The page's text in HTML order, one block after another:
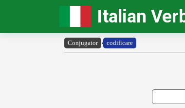
Italian
Conjugator › codificare